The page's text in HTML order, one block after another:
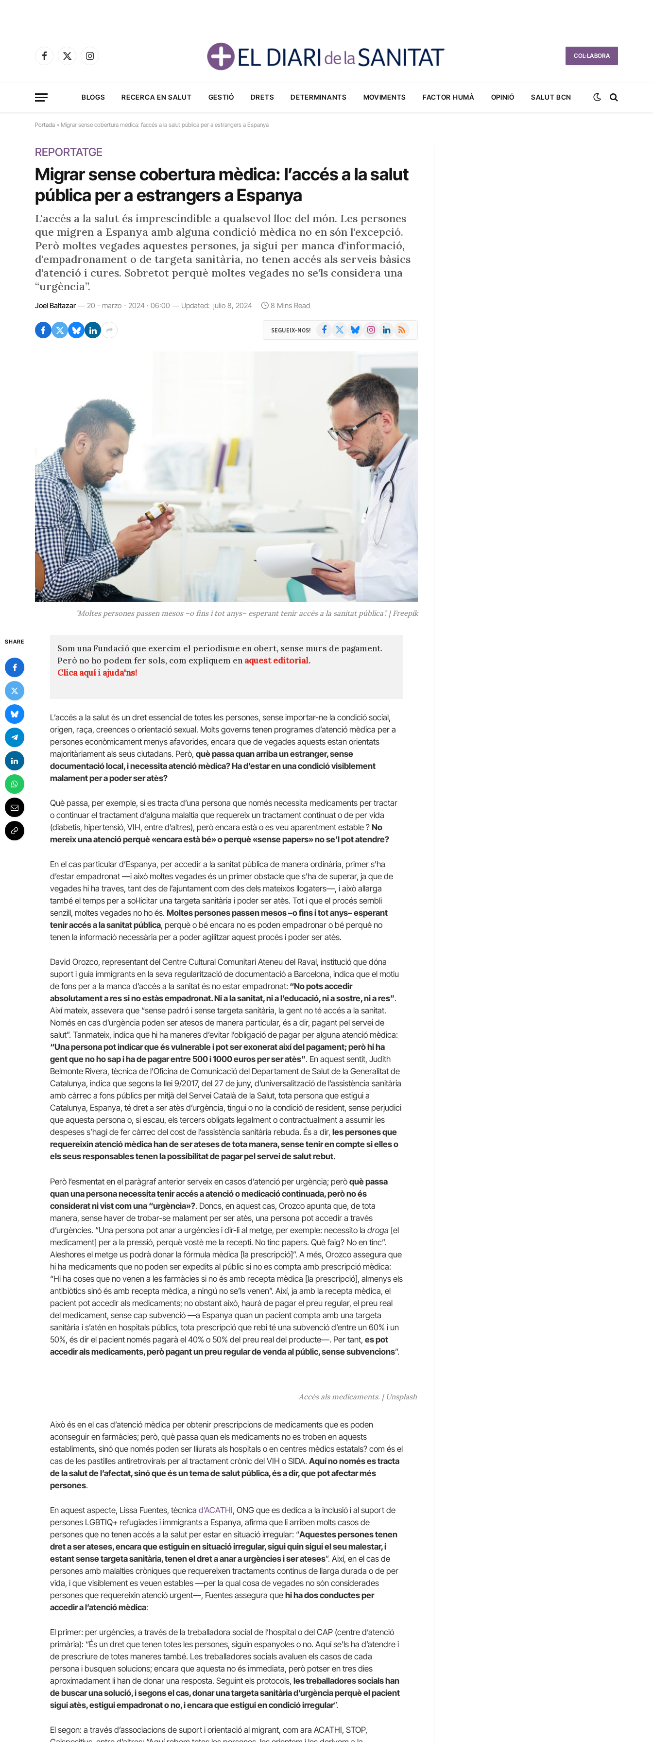
Facebook
X
Instagram
COL·LABORA
BLOGS RECERCA EN SALUT GESTIÓ DRETS DETERMINANTS MOVIMENTS FACTOR HUMÀ OPINIÓ SALUT BCN
Portada » Migrar sense cobertura mèdica: l’accés a la salut pública per a estrangers a Espanya
REPORTATGE
Migrar sense cobertura mèdica: l’accés a la salut
pública per a estrangers a Espanya
L'accés a la salut és imprescindible a qualsevol lloc del món. Les persones
que migren a Espanya amb alguna condició mèdica no en són l'excepció.
Però moltes vegades aquestes persones, ja sigui per manca d'informació,
d'empadronament o de targeta sanitària, no tenen accés als serveis bàsics
d'atenció i cures. Sobretot perquè moltes vegades no se'ls considera una
“urgència”.
Joel Baltazar 20 - marzo - 2024 · 06:00 Updated: julio 8, 2024 8 Mins Read
SEGUEIX-NOS! Facebook BlueskyInstagramLinkedIn
RSS
"Moltes persones passen mesos –o fins i tot anys– esperant tenir accés a la sanitat pública". | Freepik
SHARE
Som una Fundació que exercim el periodisme en obert, sense murs de pagament.
Però no ho podem fer sols, com expliquem en aquest editorial.
Clica aquí i ajuda'ns!
L’accés a la salut és un dret essencial de totes les persones, sense importar-ne la condició social,
origen, raça, creences o orientació sexual. Molts governs tenen programes d’atenció mèdica per a
persones econòmicament menys afavorides, encara que de vegades aquests estan orientats
majoritàriament als seus ciutadans. Però, què passa quan arriba un estranger, sense
documentació local, i necessita atenció mèdica? Ha d’estar en una condició visiblement
malament per a poder ser atès?
Què passa, per exemple, si es tracta d’una persona que només necessita medicaments per tractar
o continuar el tractament d’alguna malaltia que requereix un tractament continuat o de per vida
(diabetis, hipertensió, VIH, entre d’altres), però encara està o es veu aparentment estable ? No
mereix una atenció perquè «encara està bé» o perquè «sense papers» no se’l pot atendre?
En el cas particular d’Espanya, per accedir a la sanitat pública de manera ordinària, primer s’ha
d’estar empadronat —i això moltes vegades és un primer obstacle que s’ha de superar, ja que de
vegades hi ha traves, tant des de l’ajuntament com des dels mateixos llogaters—, i això allarga
també el temps per a sol·licitar una targeta sanitària i poder ser atès. Tot i que el procés sembli
senzill, moltes vegades no ho és. Moltes persones passen mesos –o fins i tot anys– esperant
tenir accés a la sanitat pública, perquè o bé encara no es poden empadronar o bé perquè no
tenen la informació necessària per a poder agilitzar aquest procés i poder ser atès.
David Orozco, representant del Centre Cultural Comunitari Ateneu del Raval, institució que dóna
suport i guia immigrants en la seva regularització de documentació a Barcelona, indica que el motiu
de fons per a la manca d’accés a la sanitat és no estar empadronat: “No pots accedir
absolutament a res si no estàs empadronat. Ni a la sanitat, ni a l’educació, ni a sostre, ni a res”.
Així mateix, assevera que “sense padró i sense targeta sanitària, la gent no té accés a la sanitat.
Només en cas d’urgència poden ser atesos de manera particular, és a dir, pagant pel servei de
salut”. Tanmateix, indica que hi ha maneres d’evitar l’obligació de pagar per alguna atenció mèdica:
“Una persona pot indicar que és vulnerable i pot ser exonerat així del pagament; però hi ha
gent que no ho sap i ha de pagar entre 500 i 1000 euros per ser atès”. En aquest sentit, Judith
Belmonte Rivera, tècnica de l’Oficina de Comunicació del Departament de Salut de la Generalitat de
Catalunya, indica que segons la llei 9/2017, del 27 de juny, d’universalització de l’assistència sanitària
amb càrrec a fons públics per mitjà del Servei Català de la Salut, tota persona que estigui a
Catalunya, Espanya, té dret a ser atès d’urgència, tingui o no la condició de resident, sense perjudici
que aquesta persona o, si escau, els tercers obligats legalment o contractualment a assumir les
despeses s’hagi de fer càrrec del cost de l’assistència sanitària rebuda. És a dir, les persones que
requereixin atenció mèdica han de ser ateses de tota manera, sense tenir en compte si elles o
els seus responsables tenen la possibilitat de pagar pel servei de salut rebut.
Però l’esmentat en el paràgraf anterior serveix en casos d’atenció per urgència; però què passa
quan una persona necessita tenir accés a atenció o medicació continuada, però no és
considerat ni vist com una “urgència»?. Doncs, en aquest cas, Orozco apunta que, de tota
manera, sense haver de trobar-se malament per ser atès, una persona pot accedir a través
d’urgències. “Una persona pot anar a urgències i dir-li al metge, per exemple: necessito la droga [el
medicament] per a la pressió, perquè vostè me la recepti. No tinc papers. Què faig? No en tinc”.
Aleshores el metge us podrà donar la fórmula mèdica [la prescripció]”. A més, Orozco assegura que
hi ha medicaments que no poden ser expedits al públic si no es compta amb prescripció mèdica:
“Hi ha coses que no venen a les farmàcies si no és amb recepta mèdica [la prescripció], almenys els
antibiòtics sinó és amb recepta mèdica, a ningú no se’ls venen”. Així, ja amb la recepta mèdica, el
pacient pot accedir als medicaments; no obstant això, haurà de pagar el preu regular, el preu real
del medicament, sense cap subvenció —a Espanya quan un pacient compta amb una targeta
sanitària i s’atén en hospitals públics, tota prescripció que rebi té una subvenció d’entre un 60% i un
50%, és dir el pacient només pagarà el 40% o 50% del preu real del producte—. Per tant, es pot
accedir als medicaments, però pagant un preu regular de venda al públic, sense subvencions”.
Accés als medicaments. | Unsplash
Això és en el cas d’atenció mèdica per obtenir prescripcions de medicaments que es poden
aconseguir en farmàcies; però, què passa quan els medicaments no es troben en aquests
establiments, sinó que només poden ser lliurats als hospitals o en centres mèdics estatals? com és el
cas de les pastilles antiretrovirals per al tractament crònic del VIH o SIDA. Aquí no només es tracta
de la salut de l’afectat, sinó que és un tema de salut pública, és a dir, que pot afectar més
persones.
En aquest aspecte, Lissa Fuentes, tècnica d’ACATHI, ONG que es dedica a la inclusió i al suport de
persones LGBTIQ+ refugiades i immigrants a Espanya, afirma que li arriben molts casos de
persones que no tenen accés a la salut per estar en situació irregular: “Aquestes persones tenen
dret a ser ateses, encara que estiguin en situació irregular, sigui quin sigui el seu malestar, i
estant sense targeta sanitària, tenen el dret a anar a urgències i ser ateses”. Així, en el cas de
persones amb malalties cròniques que requereixen tractaments continus de llarga durada o de per
vida, i que visiblement es veuen estables —per la qual cosa de vegades no són considerades
persones que requereixin atenció urgent—, Fuentes assegura que hi ha dos conductes per
accedir a l’atenció mèdica:
El primer: per urgències, a través de la treballadora social de l’hospital o del CAP (centre d’atenció
primària): “És un dret que tenen totes les persones, siguin espanyoles o no. Aquí se’ls ha d’atendre i
de prescriure de totes maneres també. Les treballadores socials avaluen els casos de cada
persona i busquen solucions; encara que aquesta no és immediata, però potser en tres dies
aproximadament li han de donar una resposta. Seguint els protocols, les treballadores socials han
de buscar una solució, i segons el cas, donar una targeta sanitària d’urgència perquè el pacient
sigui atès, estigui empadronat o no, i encara que estigui en condició irregular”.
El segon: a través d’associacions de suport i orientació al migrant, com ara ACATHI, STOP,